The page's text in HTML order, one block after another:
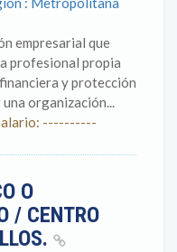
empresarial que
profesional propia
y protección
organización...
----------
O
/ CENTRO